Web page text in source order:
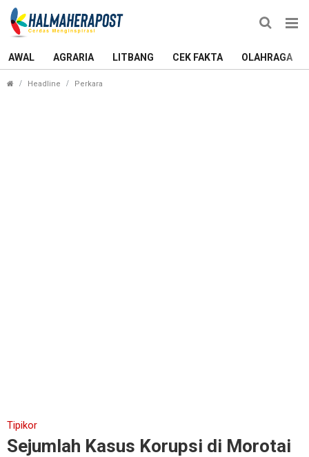
AWAL AGRARIA LITBANG CEK FAKTA OLAHRAGA
Headline Perkara
Tipikor
Sejumlah Kasus Korupsi di Morotai